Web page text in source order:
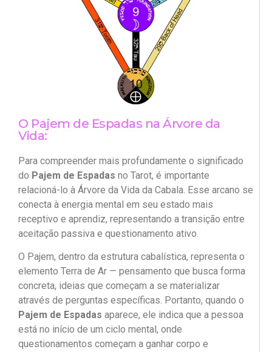
O Pajem de Espadas na Árvore da
Vida:
Para compreender mais profundamente o significado
do Pajem de Espadas no Tarot, é importante
relacioná-lo à Árvore da Vida da Cabala. Esse arcano se
conecta à energia mental em seu estado mais
receptivo e aprendiz, representando a transição entre
aceitação passiva e questionamento ativo.
O Pajem, dentro da estrutura cabalística, representa o
elemento Terra de Ar — pensamento que busca forma
concreta, ideias que começam a se materializar
através de perguntas específicas. Portanto, quando o
Pajem de Espadas aparece, ele indica que a pessoa
está no início de um ciclo mental, onde
questionamentos começam a ganhar corpo e